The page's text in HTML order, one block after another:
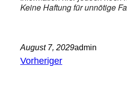
Keine Haftung für unnötige
August 7, 2029admin
Vorheriger